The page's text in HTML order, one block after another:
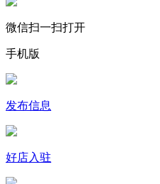
微信扫一扫打开
手机版
发布信息
好店入驻